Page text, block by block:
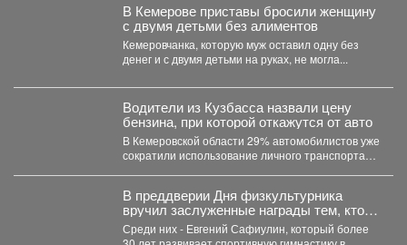
В Кемерове приставы бросили женщину
с двумя детьми без алиментов
Кемеровчанка, которую муж оставил одну без
денег и с двумя детьми на руках, не могла...
Водители из Кузбасса назвали цену
бензина, при которой откажутся от авто
В Кемеровской области 29% автомобилистов уже
сократили использование личного транспорта
В преддверии Дня физкультурника
вручил заслуженные награды тем, кто
посвятил свою жизнь спорту и
воспитанию чемпионов.
Среди них - Евгений Сафиулин, который более